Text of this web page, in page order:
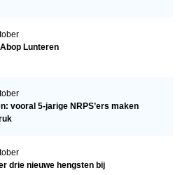
Lunteren
vooral 5-jarige NRPS’ers maken
drie nieuwe hengsten bij